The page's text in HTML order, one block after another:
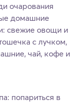
очарования
домашние
свежие овощи и
с лучком,
чай, кофе и
попариться в